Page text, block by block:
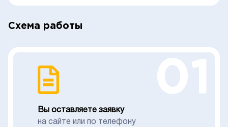
Схема работы
Вы оставляете заявку
на сайте или по телефону